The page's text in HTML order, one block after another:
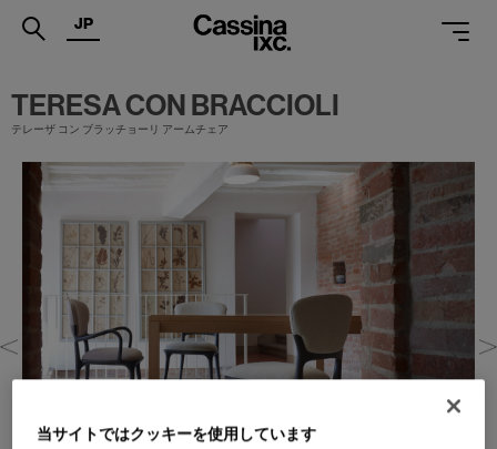
.
PRODUCTS
SERVICES
PROJECTS
MAGAZINE
SUPPORT
SHOPS
JP
TERESA CON BRACCIOLI
テレーザ コン ブラッチョーリ アームチェア
当サイトではクッキーを使用しています